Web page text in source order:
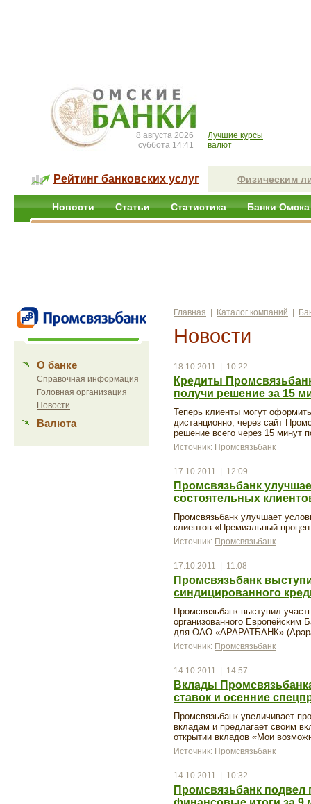
8 августа 2026
суббота 14:41
Лучшие курсы
валют
Рейтинг банковских услуг Физическим
Новости Статьи Статистика Банки Омска
О банке
Справочная информация
Головная организация
Новости
Валюта
Главная Каталог компаний
Новости
18.10.2011 | 10:22
Кредиты
получи решение за 15
Теперь клиенты могут
дистанционно, через сайт
решение всего через 15 минут
Источник: Промсвязьбанк
17.10.2011 | 12:09
Промсвязьбанк
состоятельных
Промсвязьбанк улучшает
клиентов «Премиальный
Источник: Промсвязьбанк
17.10.2011 | 11:08
Промсвязьбанк
синдицированного
Промсвязьбанк выступил
организованного Европейским
для ОАО «АРАРАТБАНК»
Источник: Промсвязьбанк
14.10.2011 | 14:57
Вклады
ставок и осенние
Промсвязьбанк увеличивает
вкладам и предлагает своим
открытии вкладов «Мои
Источник: Промсвязьбанк
14.10.2011 | 10:32
Промсвязьбанк